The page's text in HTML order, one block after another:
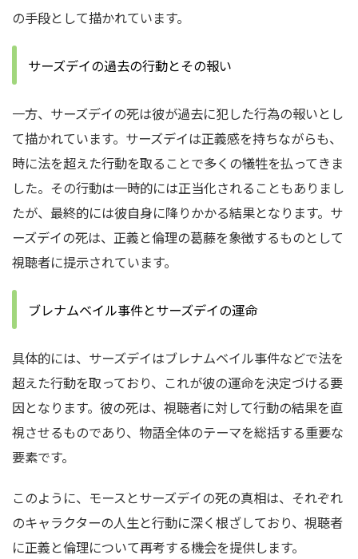
の手段として描かれています。
サーズデイの過去の行動とその報い
一方、サーズデイの死は彼が過去に犯した行為の報いとし
て描かれています。 サーズデイは正義感を持ちながらも、
時に法を超えた行動を取ることで多くの犠牲を払ってきま
した。 その行動は一時的には正当化されることもありまし
たが、最終的には彼自身に降りかかる結果となります。 サ
ーズデイの死は、正義と倫理の葛藤を象徴するものとして
視聴者に提示されています。
ブレナムベイル事件とサーズデイの運命
具体的には、サーズデイはブレナムベイル事件などで法を
超えた行動を取っており、これが彼の運命を決定づける要
因となります。 彼の死は、視聴者に対して行動の結果を直
視させるものであり、物語全体のテーマを総括する重要な
要素です。
このように、モースとサーズデイの死の真相は、それぞれ
のキャラクターの人生と行動に深く根ざしており、視聴者
に正義と倫理について再考する機会を提供します。